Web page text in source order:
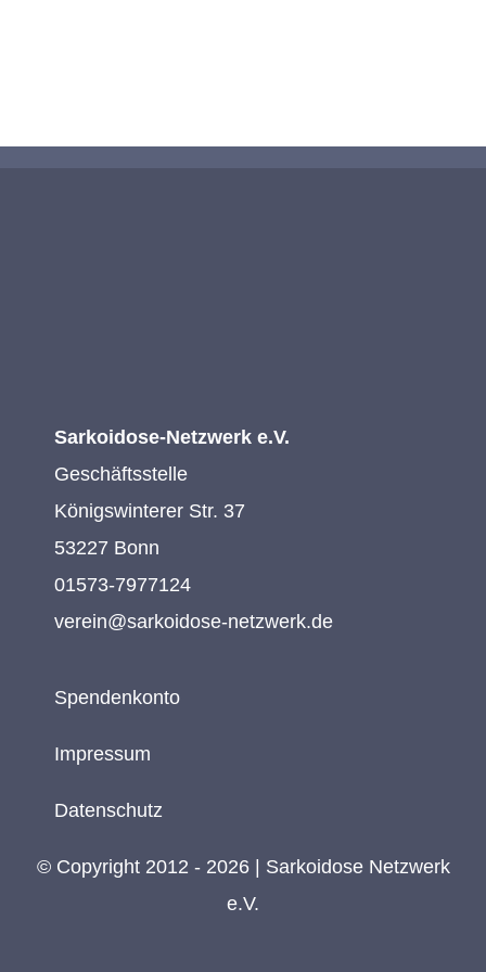
Sarkoidose-Netzwerk e.V.
Geschäftsstelle
Königswinterer Str. 37
53227 Bonn
01573-7977124
verein@sarkoidose-netzwerk.de
Spendenkonto
Impressum
Datenschutz
© Copyright 2012 - 2026 | Sarkoidose Netzwerk
e.V.